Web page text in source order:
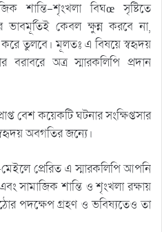
শান্তি-শৃংখলা বিঘœ সৃষ্টিতে
কেবল ক্ষুন্ন করবে না,
করে তুলবে। মূলতঃ এ বিষয়ে স্বহৃদয়
বরাবরে অত্র স্মারকলিপি প্রদান
বেশ কয়েকটি ঘটনার সংক্ষিপ্তসার
অবগতির জন্যে।
প্রেরিত এ স্মারকলিপি আপনি
সামাজিক শান্তি ও শৃংখলা রক্ষায়
পদক্ষেপ গ্রহণ ও ভবিষ্যতেও তা